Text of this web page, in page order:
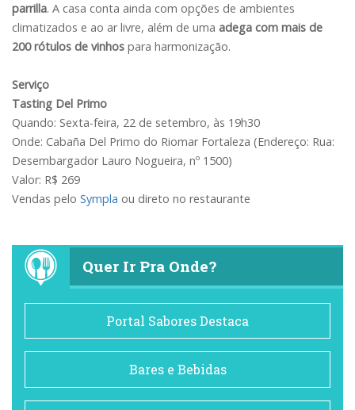
parrilla. A casa conta ainda com opções de ambientes
climatizados e ao ar livre, além de uma adega com mais de
200 rótulos de vinhos para harmonização.
Serviço
Tasting Del Primo
Quando: Sexta-feira, 22 de setembro, às 19h30
Onde: Cabaña Del Primo do Riomar Fortaleza (Endereço: Rua:
Desembargador Lauro Nogueira, nº 1500)
Valor: R$ 269
Vendas pelo Sympla ou direto no restaurante
Quer Ir Pra Onde?
Portal Sabores Destaca
Bares e Bebidas